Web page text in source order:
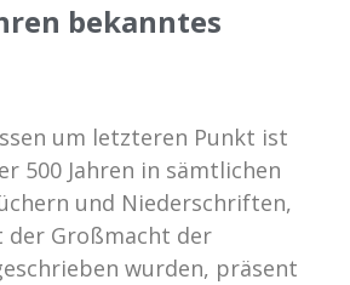
bekanntes
um letzteren Punkt ist
500 Jahren in sämtlichen
und Niederschriften,
der Großmacht der
wurden, präsent